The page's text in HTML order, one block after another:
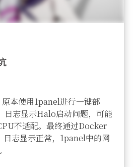
本使用1panel进行一键部
日志显示Halo启动问题，可能
不适配。最终通过Docker
志显示正常，1panel中的网